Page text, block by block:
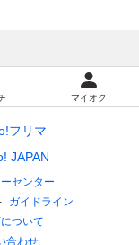
マイオク
フリマ
JAPAN
センター
ガイドライン
ついて
合わせ